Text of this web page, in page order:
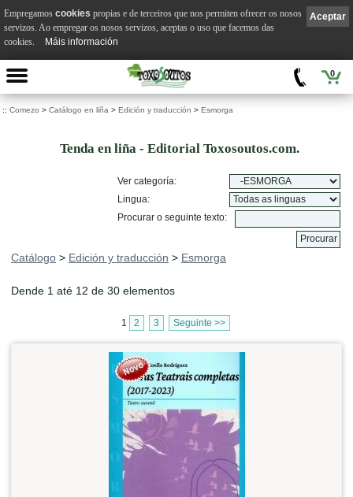
0
:: Comezo > Catálogo en liña > Edición y traducción > Esmorga
Tenda en liña - Editorial Toxosoutos.com.
Ver categoría:
Lingua:
Procurar o seguinte texto:
Catálogo > Edición y traducción > Esmorga
Dende 1 até 12 de 30 elementos
1 2 3 Seguinte >>
Aceptar
Empregamos cookies propias e de terceiros que nos permiten ofrecer os nosos
servizos. Ao empregar os nosos servizos, aceptas o uso que facemos das
cookies.
Máis información